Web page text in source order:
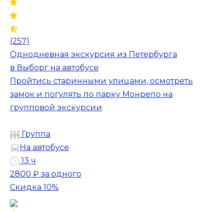
(257)
Однодневная экскурсия из Петербурга
в Выборг на автобусе
Пройтись старинными улицами, осмотреть
замок и погулять по парку Монрепо на
групповой экскурсии
Группа
На автобусе
13 ч
2800 ₽ за одного
Скидка 10%